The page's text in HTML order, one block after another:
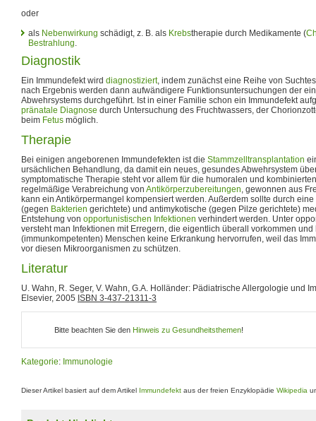
oder
als Nebenwirkung schädigt, z. B. als Krebstherapie durch Medikamente (
Bestrahlung.
Diagnostik
Ein Immundefekt wird diagnostiziert, indem zunächst eine Reihe von
nach Ergebnis werden dann aufwändigere Funktionsuntersuchungen der
Abwehrsystems durchgeführt. Ist in einer Familie schon ein Immundefekt
pränatale Diagnose durch Untersuchung des Fruchtwassers, der
beim Fetus möglich.
Therapie
Bei einigen angeborenen Immundefekten ist die Stammzelltransplantation
ursächlichen Behandlung, da damit ein neues, gesundes Abwehrsystem
symptomatische Therapie steht vor allem für die humoralen und
regelmäßige Verabreichung von Antikörperzubereitungen, gewonnen aus
kann ein Antikörpermangel kompensiert werden. Außerdem sollte durch
(gegen Bakterien gerichtete) und antimykotische (gegen Pilze gerichtete)
Entstehung von opportunistischen Infektionen verhindert werden. Unter
versteht man Infektionen mit Erregern, die eigentlich überall vorkommen
(immunkompetenten) Menschen keine Erkrankung hervorrufen, weil das
vor diesen Mikroorganismen zu schützen.
Literatur
U. Wahn, R. Seger, V. Wahn, G.A. Holländer: Pädiatrische Allergologie und
Elsevier, 2005 ISBN 3-437-21311-3
Bitte beachten Sie den Hinweis zu Gesundheitsthemen!
Kategorie: Immunologie
Dieser Artikel basiert auf dem Artikel Immundefekt aus der freien Enzyklopädie Wikipedia